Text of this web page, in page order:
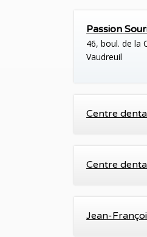
Passion
46, boul. de la
Vaudreuil
Centre
Centre
Jean-